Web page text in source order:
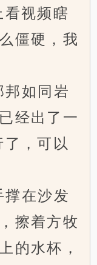
看视频瞎
僵硬，我
如同岩
经出了一
，可以
在沙发
擦着方牧
的水杯，